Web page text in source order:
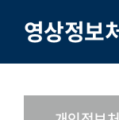
영상정보